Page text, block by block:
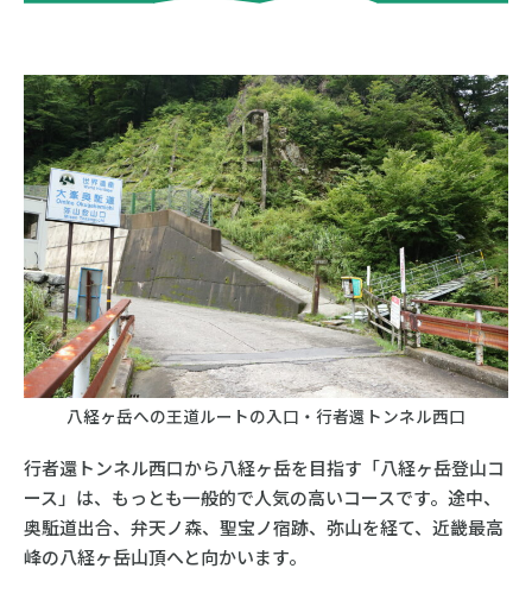
八経ヶ岳への王道ルートの入口・行者還トンネル西口
行者還トンネル西口から八経ヶ岳を目指す「八経ヶ岳登山コ
ース」は、もっとも一般的で人気の高いコースです。途中、
奥駈道出合、弁天ノ森、聖宝ノ宿跡、弥山を経て、近畿最高
峰の八経ヶ岳山頂へと向かいます。